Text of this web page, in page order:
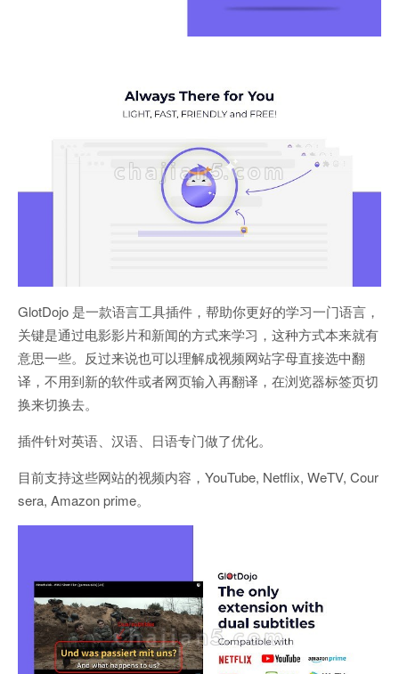
GlotDojo 是一款语言工具插件，帮助你更好的学习一门语言，
关键是通过电影影片和新闻的方式来学习，这种方式本来就有
意思一些。反过来说也可以理解成视频网站字母直接选中翻
译，不用到新的软件或者网页输入再翻译，在浏览器标签页切
换来切换去。
插件针对英语、汉语、日语专门做了优化。
目前支持这些网站的视频内容，YouTube, Netflix, WeTV, Cour
sera, Amazon prime。